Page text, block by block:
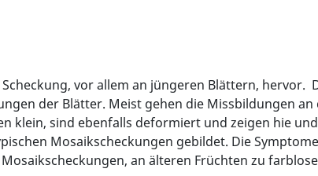
vor allem an jüngeren Blättern, hervor.
der Blätter. Meist gehen die Missbildungen
klein, sind ebenfalls deformiert und zeigen hie
Mosaikscheckungen gebildet. Die
an älteren Früchten zu